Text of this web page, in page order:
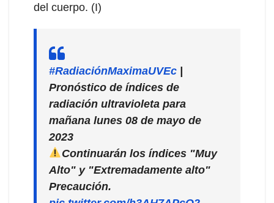
del cuerpo. (I)
#RadiaciónMaximaUVEc |
Pronóstico de índices de
radiación ultravioleta para
mañana lunes 08 de mayo de
2023
Continuarán los índices "Muy
Alto" y "Extremadamente alto"
Precaución.